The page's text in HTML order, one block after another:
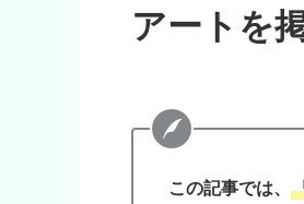
アートを
この記事では、